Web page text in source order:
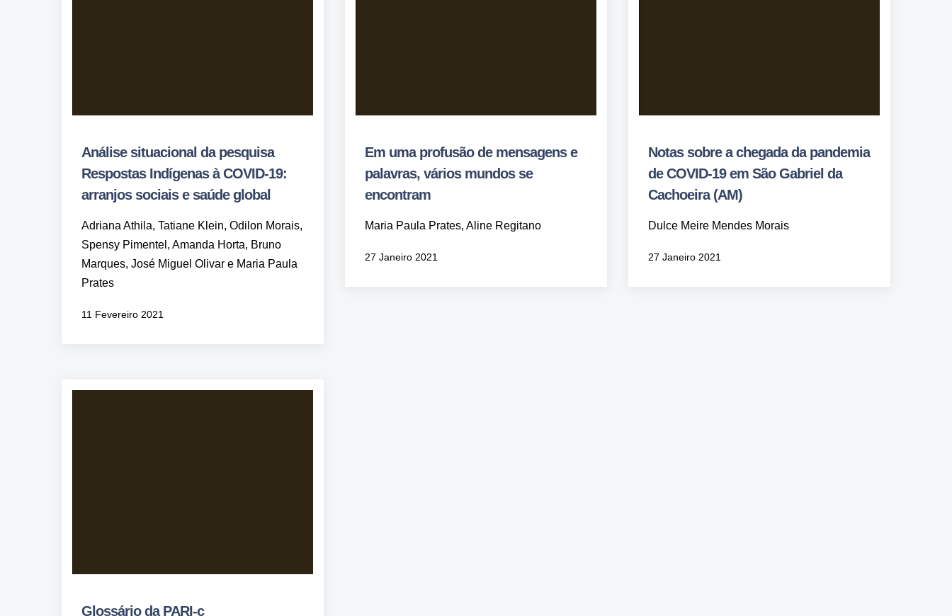
Análise situacional da pesquisa
Respostas Indígenas à COVID-19:
arranjos sociais e saúde global
Adriana Athila, Tatiane Klein, Odilon Morais,
Spensy Pimentel, Amanda Horta, Bruno
Marques, José Miguel Olivar e Maria Paula
Prates
11 Fevereiro 2021
Em uma profusão de mensagens e
palavras, vários mundos se
encontram
Maria Paula Prates, Aline Regitano
27 Janeiro 2021
Notas sobre a chegada da pandemia
de COVID-19 em São Gabriel da
Cachoeira (AM)
Dulce Meire Mendes Morais
27 Janeiro 2021
Glossário da PARI-c